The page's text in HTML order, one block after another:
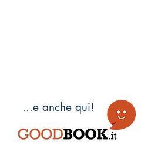
...e anche qui!